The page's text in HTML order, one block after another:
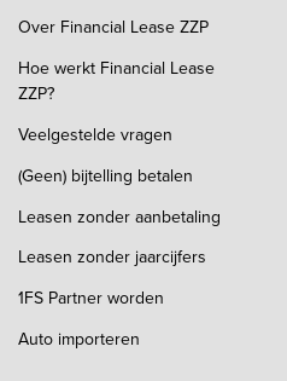
Over Financial Lease ZZP
Hoe werkt Financial Lease
ZZP?
Veelgestelde vragen
(Geen) bijtelling betalen
Leasen zonder aanbetaling
Leasen zonder jaarcijfers
1FS Partner worden
Auto importeren